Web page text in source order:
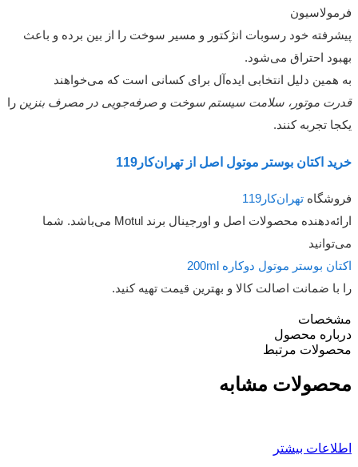
فرمولاسیون
پیشرفته خود رسوبات انژکتور و مسیر سوخت را از بین برده و باعث
بهبود احتراق می‌شود.
به همین دلیل انتخابی ایده‌آل برای کسانی است که می‌خواهند
قدرت موتور، سلامت سیستم سوخت و صرفه‌جویی در مصرف بنزین را
یکجا تجربه کنند.
خرید اکتان بوستر موتول اصل از تهران‌کار119
فروشگاه تهران‌کار119
ارائه‌دهنده محصولات اصل و اورجینال برند Motul می‌باشد. شما
می‌توانید
اکتان بوستر موتول دوکاره 200ml
را با ضمانت اصالت کالا و بهترین قیمت تهیه کنید.
مشخصات
درباره محصول
محصولات مرتبط
محصولات مشابه
اطلاعات بیشتر